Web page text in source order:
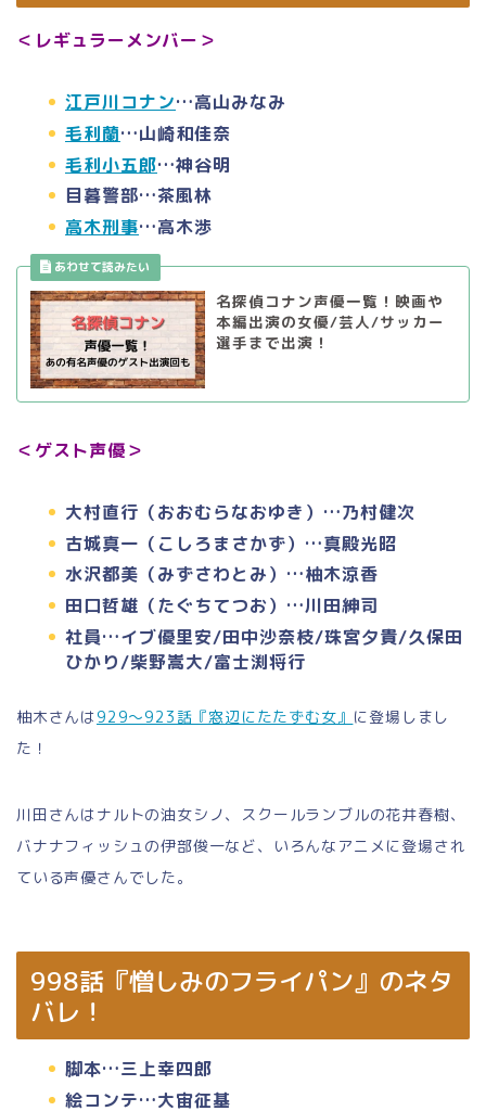
＜レギュラーメンバー＞
江戸川コナン…高山みなみ
毛利蘭…山崎和佳奈
毛利小五郎…神谷明
目暮警部…茶風林
高木刑事…高木渉
名探偵コナン声優一覧！映画や
本編出演の女優/芸人/サッカー
選手まで出演！
＜ゲスト声優＞
大村直行（おおむらなおゆき）…乃村健次
古城真一（こしろまさかず）…真殿光昭
水沢都美（みずさわとみ）…柚木涼香
田口哲雄（たぐちてつお）…川田紳司
社員…イブ優里安/田中沙奈枝/珠宮夕貴/久保田
ひかり/柴野嵩大/富士渕将行
柚木さんは929～923話『窓辺にたたずむ女』 に登場しまし
た！
川田さんはナルトの油女シノ、スクールランブルの花井春樹、
バナナフィッシュの伊部俊一など、いろんなアニメに登場され
ている声優さんでした。
998話『憎しみのフライパン』のネタ
バレ！
脚本…三上幸四郎
絵コンテ…大宙征基